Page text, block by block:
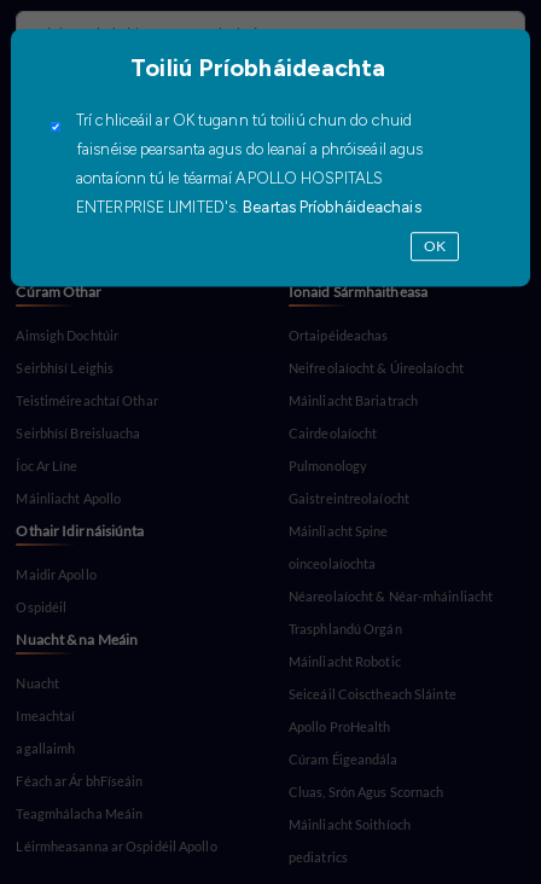
Éigeandála
1066
Apollo Lifeline
Idirnáisiúnta
Líne Chabhrach
Sláinte
Cúram Othar
Aimsigh Dochtúir
Seirbhísí Leighis
Teistiméireachtaí Othar
Seirbhísí Breisluacha
Íoc Ar Líne
Máinliacht Apollo
Othair Idirnáisiúnta
Maidir Apollo
Ospidéil
Nuacht & na Meáin
Nuacht
Imeachtaí
agallaimh
Féach ar Ár bhFíseáin
Teagmhálacha Meáin
Léirmheasanna ar Ospidéil Apollo
Ionaid Sármhaitheasa
Ortaipéideachas
Neifreolaíocht & Úireolaíocht
Máinliacht Bariatrach
Cairdeolaíocht
Pulmonology
Gaistreintreolaíocht
Máinliacht Spine
oinceolaíochta
Néareolaíocht & Néar-mháinliacht
Trasphlandú Orgán
Máinliacht Robotic
Seiceáil Coisctheach Sláinte
Apollo ProHealth
Cúram Éigeandála
Cluas, Srón Agus Scornach
Máinliacht Soithíoch
pediatrics
Toiliú Príobháideachta
Trí chliceáil ar OK tugann tú toiliú chun do chuid
faisnéise pearsanta agus do leanaí a phróiseáil agus
aontaíonn tú le téarmaí APOLLO HOSPITALS
ENTERPRISE LIMITED's. Beartas Príobháideachais
OK